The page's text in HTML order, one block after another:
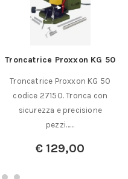
Troncatrice Proxxon KG 50
Troncatrice Proxxon KG 50
codice 27150. Tronca con
sicurezza e precisione
pezzi……
€ 129,00